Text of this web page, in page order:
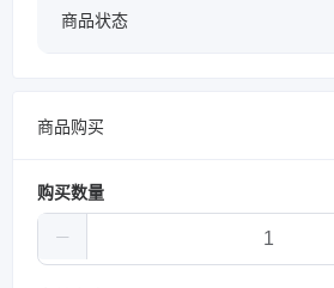
商品状态
商品购买
购买数量